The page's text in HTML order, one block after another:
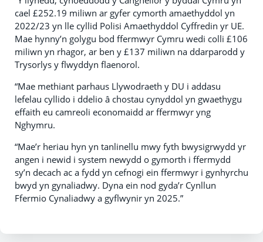
cael £252.19 miliwn ar gyfer cymorth amaethyddol yn
2022/23 yn lle cyllid Polisi Amaethyddol Cyffredin yr UE.
Mae hynny’n golygu bod ffermwyr Cymru wedi colli £106
miliwn yn rhagor, ar ben y £137 miliwn na ddarparodd y
Trysorlys y flwyddyn flaenorol.
“Mae methiant parhaus Llywodraeth y DU i addasu
lefelau cyllido i ddelio â chostau cynyddol yn gwaethygu
effaith eu camreoli economaidd ar ffermwyr yng
Nghymru.
“Mae’r heriau hyn yn tanlinellu mwy fyth bwysigrwydd yr
angen i newid i system newydd o gymorth i ffermydd
sy’n decach ac a fydd yn cefnogi ein ffermwyr i gynhyrchu
bwyd yn gynaliadwy. Dyna ein nod gyda’r Cynllun
Ffermio Cynaliadwy a gyflwynir yn 2025.”